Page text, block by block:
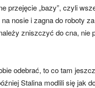
przejęcie „bazy”, czyli
nosie i zagna do roboty za
zniszczyć do cna, nie
odebrać, to co tam
Stalina modlili się